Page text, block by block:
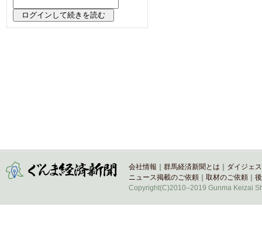
会社情報 群馬経済新聞とは
ダイジェ
ニュース掲載のご依頼
取材のご依頼
Copyright(C)2010–2019 Gunma Keizai